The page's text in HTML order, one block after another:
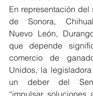
En representación del
de Sonora,
Nuevo León,
que depende
comercio de
Unidos, la
un deber del
“impulsar soluciones